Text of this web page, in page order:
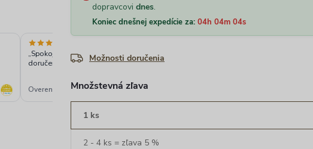
„Spokojnosť s tovarom aj včasným
doručením“
Overený zákazník
dopravcovi dnes.
Koniec dnešnej expedície za: 04h 04m 03s
Možnosti doručenia
Množstevná zľava
1 ks
2 - 4 ks = zľava 5 %